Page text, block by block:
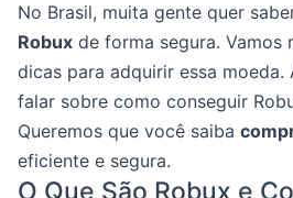
No Brasil, muita gente quer
Robux de forma segura. Vamos
dicas para adquirir essa moeda.
falar sobre como conseguir
Queremos que você saiba
eficiente e segura.
O Que São Robux e